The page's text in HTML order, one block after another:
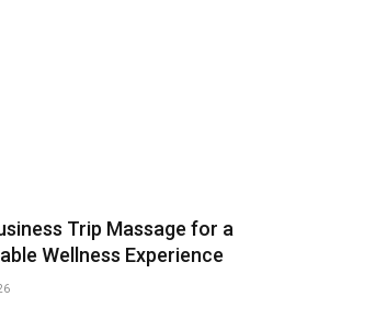
Trip Massage for a
Wellness Experience